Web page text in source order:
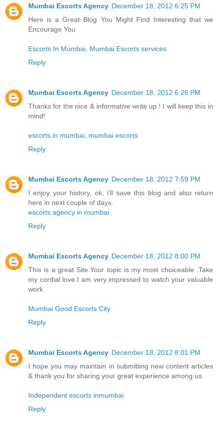
Mumbai Escorts Agency December 18, 2012 6:25 PM
Here is a Great Blog You Might Find Interesting that we
Encourage You
Escorts In Mumbai, Mumbai Escorts services
Reply
Mumbai Escorts Agency December 18, 2012 6:26 PM
Thanks for the nice & informative write up ! I will keep this in
mind!
escorts in mumbai, mumbai escorts
Reply
Mumbai Escorts Agency December 18, 2012 7:59 PM
I enjoy your history, ok, i’ll save this blog and also return
here in next couple of days.
escorts agency in mumbai
Reply
Mumbai Escorts Agency December 18, 2012 8:00 PM
This is a great Site.Your topic is my most choiceable .Take
my cordial love.I am very impressed to watch your valuable
work.
Mumbai Good Escorts City
Reply
Mumbai Escorts Agency December 18, 2012 8:01 PM
I hope you may maintain in submitting new content articles
& thank you for sharing your great experience among us.
Independent escorts inmumbai
Reply